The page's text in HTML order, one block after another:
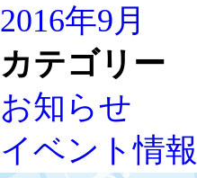
2016年9月
カテゴリー
お知らせ
イベント情報